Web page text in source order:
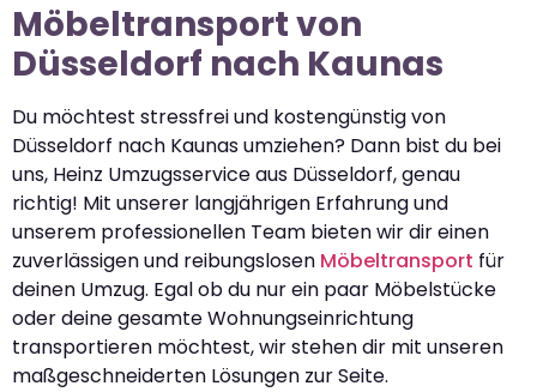
Möbeltransport von
Düsseldorf nach Kaunas
Du möchtest stressfrei und kostengünstig von
Düsseldorf nach Kaunas umziehen? Dann bist du bei
uns, Heinz Umzugsservice aus Düsseldorf, genau
richtig! Mit unserer langjährigen Erfahrung und
unserem professionellen Team bieten wir dir einen
zuverlässigen und reibungslosen Möbeltransport für
deinen Umzug. Egal ob du nur ein paar Möbelstücke
oder deine gesamte Wohnungseinrichtung
transportieren möchtest, wir stehen dir mit unseren
maßgeschneiderten Lösungen zur Seite.